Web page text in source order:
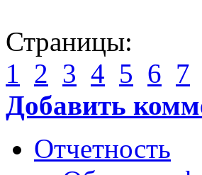
Страницы:
1
2 3 4 5 6 7
Добавить
Отчетность